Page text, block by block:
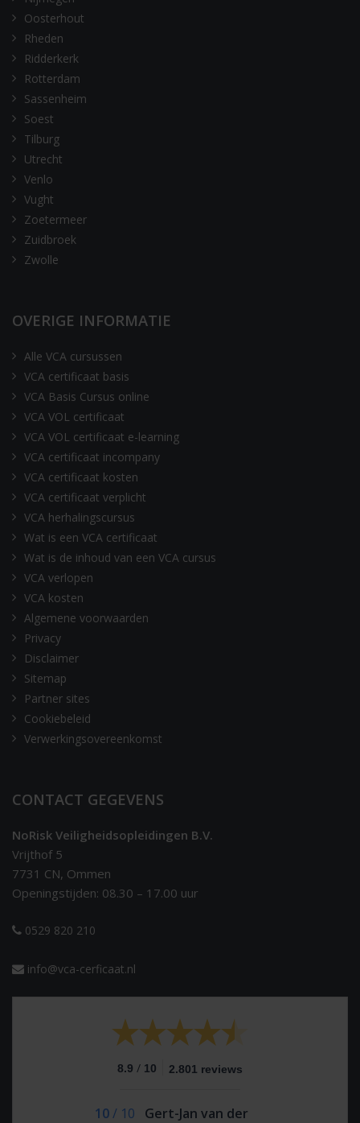
Oosterhout
Rheden
Ridderkerk
Rotterdam
Sassenheim
Soest
Tilburg
Utrecht
Venlo
Vught
Zoetermeer
Zuidbroek
Zwolle
OVERIGE INFORMATIE
Alle VCA cursussen
VCA certificaat basis
VCA Basis Cursus online
VCA VOL certificaat
VCA VOL certificaat e-learning
VCA certificaat incompany
VCA certificaat kosten
VCA certificaat verplicht
VCA herhalingscursus
Wat is een VCA certificaat
Wat is de inhoud van een VCA cursus
VCA verlopen
VCA kosten
Algemene voorwaarden
Privacy
Disclaimer
Sitemap
Partner sites
Cookiebeleid
Verwerkingsovereenkomst
CONTACT GEGEVENS
NoRisk Veiligheidsopleidingen B.V.
Vrijthof 5
7731 CN, Ommen
Openingstijden: 08.30 – 17.00 uur
0529 820 210
info@vca-cerficaat.nl
8.9 / 10 2.801 reviews
10/ 10
Gert-Jan van der